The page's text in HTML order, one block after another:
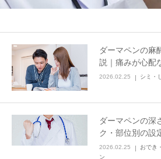
ダーマペンの麻
説｜痛みが心配
2026.02.25 シミ・
ダーマペンの深
ク・部位別の設
2026.02.25 おでき
ン
採用情報
その他
言語
简体中文 한국어 日